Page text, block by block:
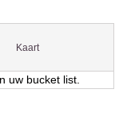
Kaart
uw bucket list.